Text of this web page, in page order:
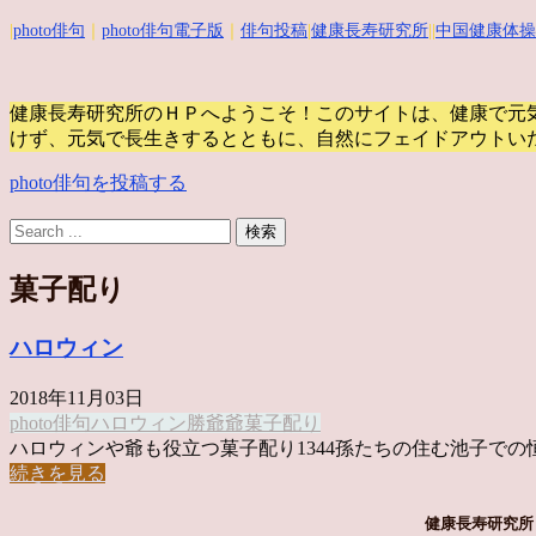
photo俳句 photo俳句電子版 俳句投稿 健康長寿研究所 中国健康体操
健康長寿研究所のＨＰへようこそ！このサイトは、健康で
けず、元気で長生きするとともに、自然にフェイドアウトい
photo俳句を投稿する
菓子配り
ハロウィン
2018年11月03日
photo俳句ハロウィン 勝爺爺菓子配り
ハロウィンや爺も役立つ菓子配り1344孫たちの住む池子での
続きを見る
健康長寿研究